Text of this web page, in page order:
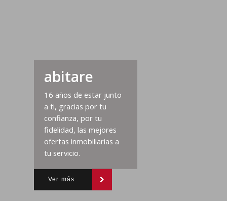
abitare
16 años de estar junto
a ti, gracias por tu
confianza, por tu
fidelidad, las mejores
ofertas inmobiliarias a
tu servicio.
Ver más